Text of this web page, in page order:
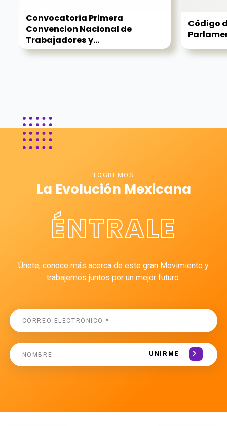
Convocatoria Primera
Convencion Nacional de
Trabajadores y...
Código
LOGREMOS
La Evolución Mexicana
ÉNTRALE
Únete, conoce más acerca de este gran Movimiento y
trabajemos juntos por un mejor futuro.
UNIRME